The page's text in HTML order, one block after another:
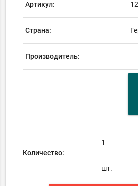
Артикул:
Страна:
Производитель:
Количество:
шт.